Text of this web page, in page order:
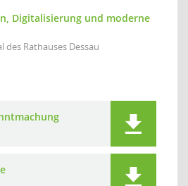
Digitalisierung und moderne
des Rathauses Dessau